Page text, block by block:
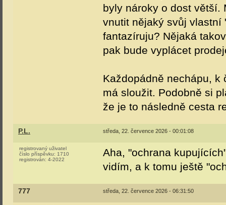
byly nároky o dost větší.
vnutit nějaký svůj vlastní
fantazíruju? Nějaká
pak bude vyplácet
Každopádně nechápu,
má sloužit. Podobně si
že je to následně cesta
P.L. středa, 22. července 2026 - 00:01:08
registrovaný uživatel
číslo příspěvku: 1710
registrován: 4-2022
Aha, "ochrana
vidím, a k tomu ještě
777 středa, 22. července 2026 - 06:31:50